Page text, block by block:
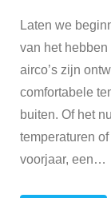
Laten we
van het
airco’s zijn
comfortabele
buiten. Of het
temperaturen
voorjaar, een…